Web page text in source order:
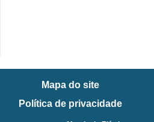
Mapa do site
Política de privacidade